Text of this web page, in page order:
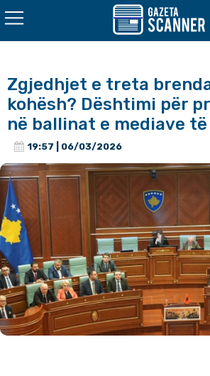
Zgjedhjet e treta
kohësh? Dështimi për
në ballinat e mediave
19:57 | 06/03/2026